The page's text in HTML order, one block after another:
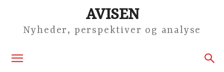
AVISEN
Nyheder, perspektiver og analyse